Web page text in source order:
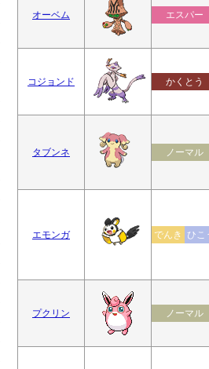
オーベム エスパー
コジョンド かくとう
タブンネ ノーマル
エモンガ でんき ひこ
プクリン ノーマル